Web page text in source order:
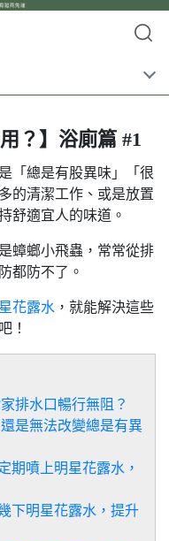
？】浴廁篇 #1
「總是有股異味」「很
的清潔工作、或是放置
舒適宜人的味道。
蟑螂小飛蟲，常常從排
都防不了。
花露水 ，就能解決這些
！
排水口暢行無阻？
是無法改變總是有異
期噴上明星花露水，
下明星花露水，提升